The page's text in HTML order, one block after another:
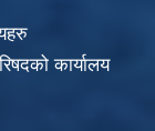
कार्यालय